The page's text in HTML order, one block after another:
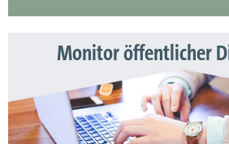
Monitor öffentlicher